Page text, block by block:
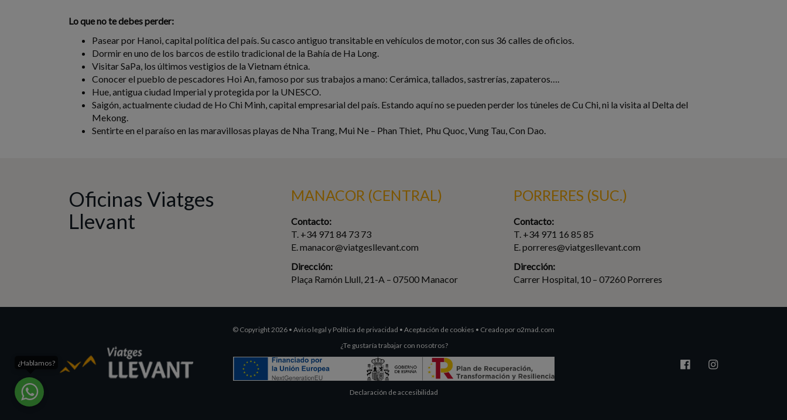
Lo que no te debes perder:
Pasear por Hanoi, capital política del país. Su casco antiguo transitable en vehículos de motor, con sus 36 calles de oficios.
Dormir en uno de los barcos de estilo tradicional de la Bahía de Ha Long.
Visitar SaPa, los últimos vestigios de la Vietnam étnica.
Conocer el pueblo de pescadores Hoi An, famoso por sus trabajos a mano: Cerámica, tallados, sastrerías, zapateros….
Hue, antigua ciudad Imperial y protegida por la UNESCO.
Saigón, actualmente ciudad de Ho Chi Minh, capital empresarial del país. Estando aquí no se pueden perder los túneles de Cu Chi, ni la visita al Delta del
Mekong.
Sentirte en el paraíso en las maravillosas playas de Nha Trang, Mui Ne – Phan Thiet, Phu Quoc, Vung Tau, Con Dao.
Oficinas Viatges
Llevant
MANACOR (CENTRAL)
Contacto:
T. +34 971 84 73 73
E. manacor@viatgesllevant.com
Dirección:
Plaça Ramón Llull, 21-A – 07500 Manacor
PORRERES (SUC.)
Contacto:
T. +34 971 16 85 85
E. porreres@viatgesllevant.com
Dirección:
Carrer Hospital, 10 – 07260 Porreres
© Copyright 2026 • Aviso legal y Política de privacidad • Aceptación de cookies • Creado por o2mad.com
¿Te gustaría trabajar con nosotros?
Declaración de accesibilidad
¿Hablamos?